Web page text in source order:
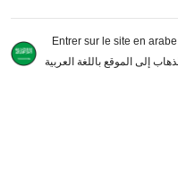
Entrer sur le site en arabe
إلى الموقع باللغة العربية